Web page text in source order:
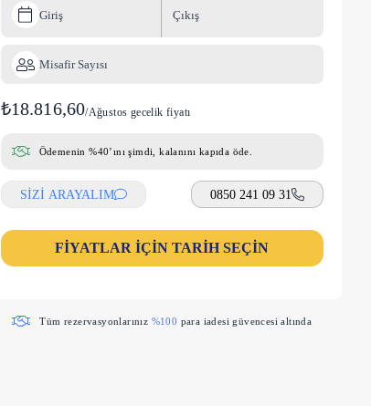
Giriş Çıkış
Misafir Sayısı
₺18.816,60/Ağustos gecelik fiyatı
Ödemenin %40’ını şimdi, kalanını kapıda öde.
SİZİ ARAYALIM 0850 241 09 31
FİYATLAR İÇİN TARİH SEÇİN
Tüm rezervasyonlarınız %100 para iadesi güvencesi altında